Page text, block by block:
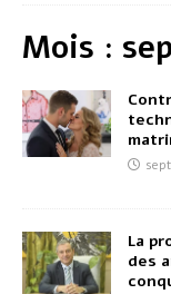
Mois :
La
des